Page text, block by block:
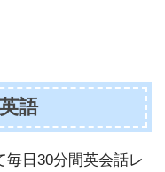
語
日30分間英会話レ